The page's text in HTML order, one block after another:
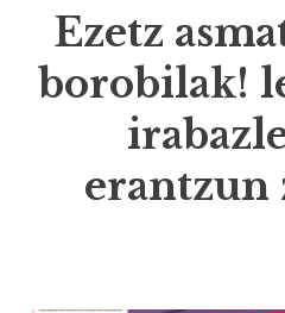
Ezetz
borobilak!
erantzun